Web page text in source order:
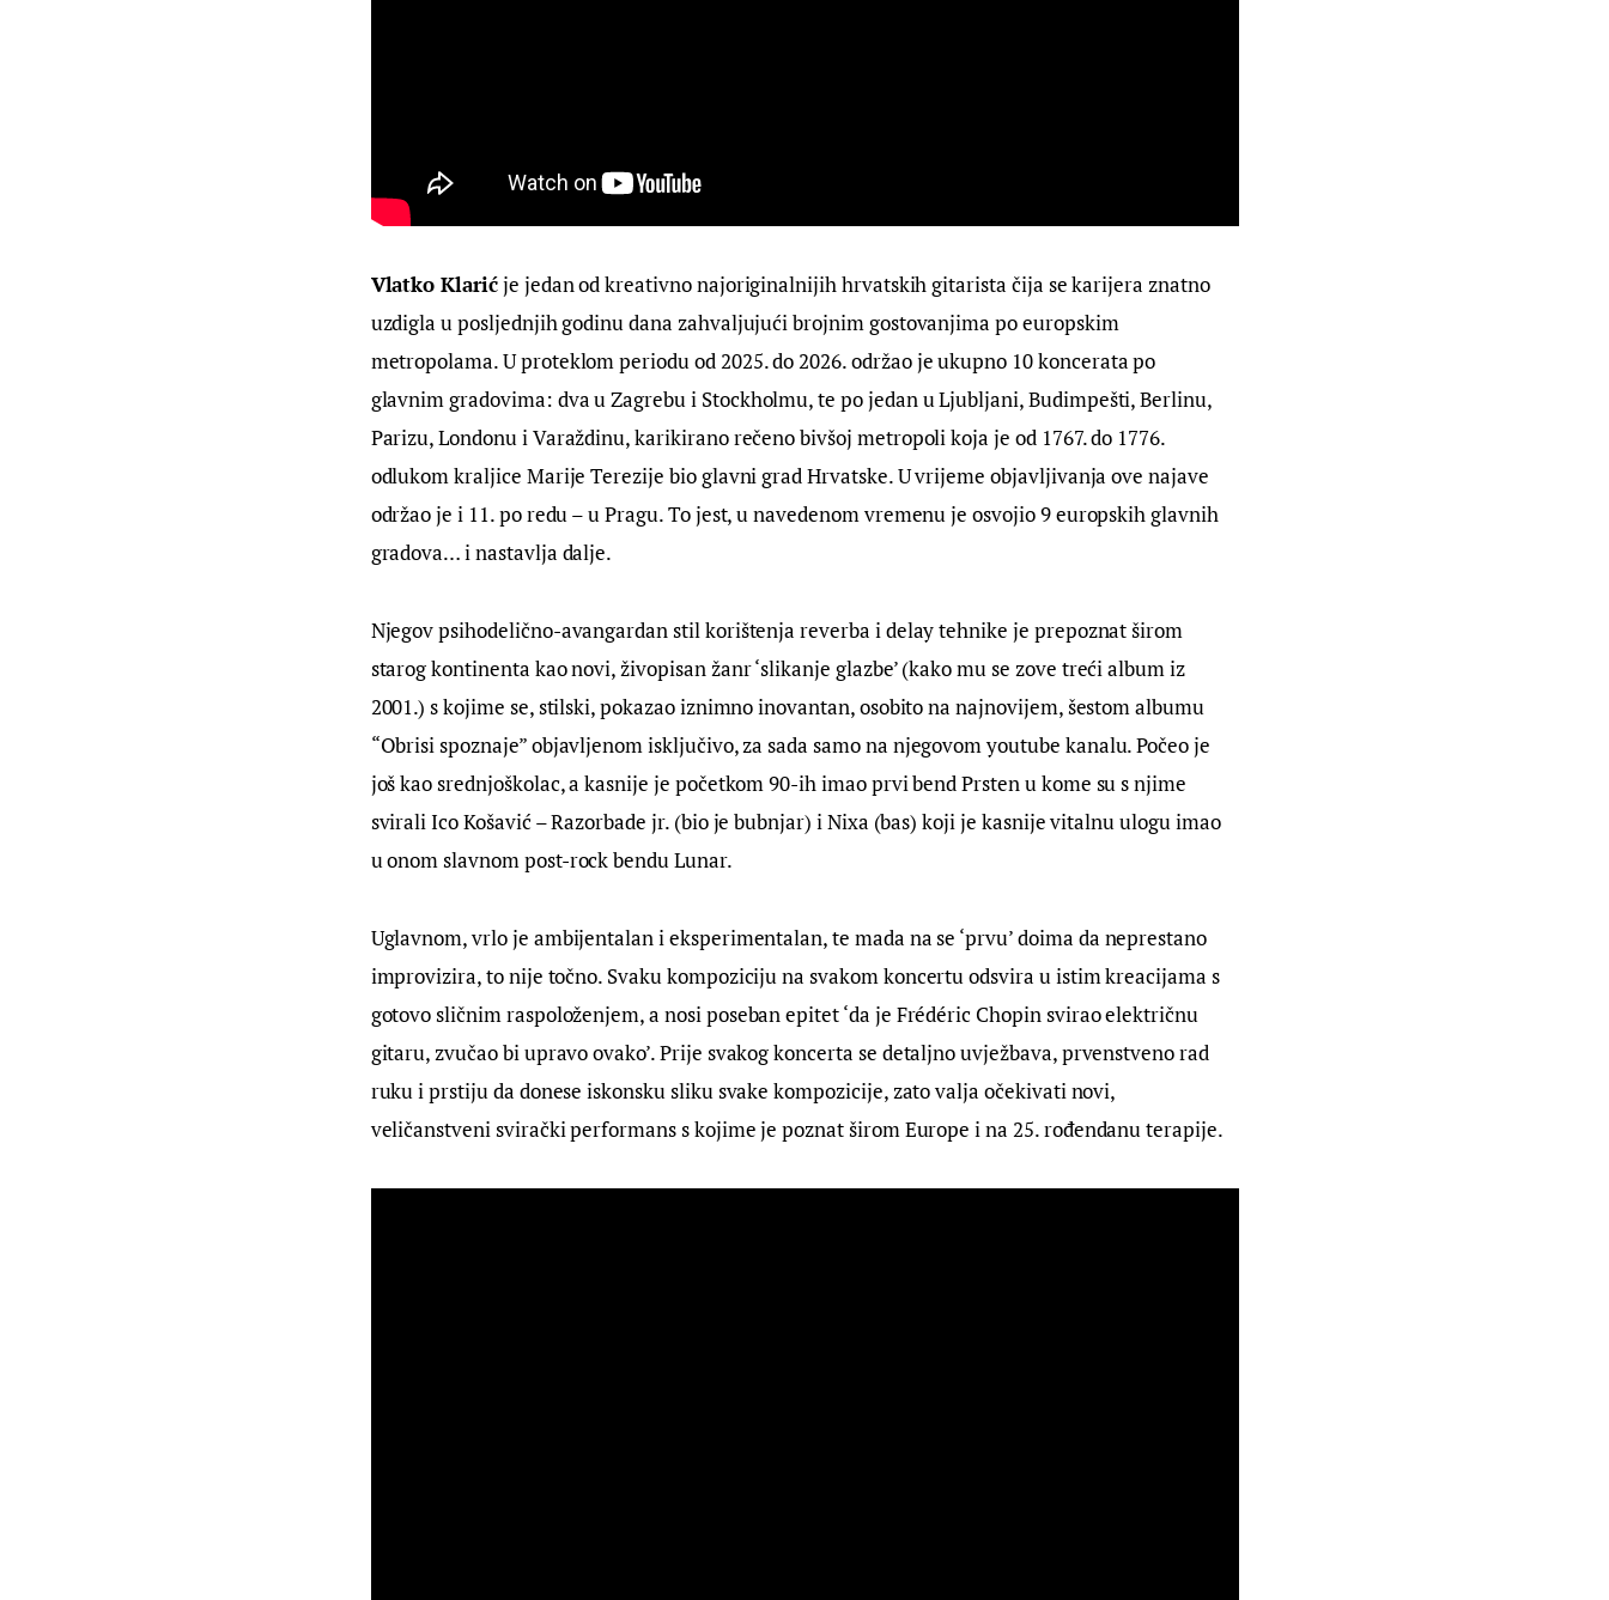
Vlatko Klarić je jedan od kreativno najoriginalnijih hrvatskih gitarista čija se karijera znatno
uzdigla u posljednjih godinu dana zahvaljujući brojnim gostovanjima po europskim
metropolama. U proteklom periodu od 2025. do 2026. održao je ukupno 10 koncerata po
glavnim gradovima: dva u Zagrebu i Stockholmu, te po jedan u Ljubljani, Budimpešti, Berlinu,
Parizu, Londonu i Varaždinu, karikirano rečeno bivšoj metropoli koja je od 1767. do 1776.
odlukom kraljice Marije Terezije bio glavni grad Hrvatske. U vrijeme objavljivanja ove najave
održao je i 11. po redu – u Pragu. To jest, u navedenom vremenu je osvojio 9 europskih glavnih
gradova… i nastavlja dalje.
Njegov psihodelično-avangardan stil korištenja reverba i delay tehnike je prepoznat širom
starog kontinenta kao novi, živopisan žanr ‘slikanje glazbe’ (kako mu se zove treći album iz
2001.) s kojime se, stilski, pokazao iznimno inovantan, osobito na najnovijem, šestom albumu
“Obrisi spoznaje” objavljenom isključivo, za sada samo na njegovom youtube kanalu. Počeo je
još kao srednjoškolac, a kasnije je početkom 90-ih imao prvi bend Prsten u kome su s njime
svirali Ico Košavić – Razorbade jr. (bio je bubnjar) i Nixa (bas) koji je kasnije vitalnu ulogu imao
u onom slavnom post-rock bendu Lunar.
Uglavnom, vrlo je ambijentalan i eksperimentalan, te mada na se ‘prvu’ doima da neprestano
improvizira, to nije točno. Svaku kompoziciju na svakom koncertu odsvira u istim kreacijama s
gotovo sličnim raspoloženjem, a nosi poseban epitet ‘da je Frédéric Chopin svirao električnu
gitaru, zvučao bi upravo ovako’. Prije svakog koncerta se detaljno uvježbava, prvenstveno rad
ruku i prstiju da donese iskonsku sliku svake kompozicije, zato valja očekivati novi,
veličanstveni svirački performans s kojime je poznat širom Europe i na 25. rođendanu terapije.